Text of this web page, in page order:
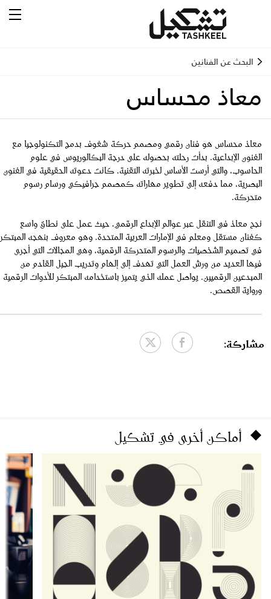
البحث عن الفنانين
معاذ محساس
معاذ محساس هو فنان رقمي ومصمم حركة شغوف بدمج التكنولوجيا مع
الفنون الإبداعية. بدأت رحلته بحصوله على درجة البكالوريوس في علوم
الحاسوب، والتي أرست الأساس لخبرته التقنية. كانت دعوته الحقيقية في الفنون
البصرية، مما دفعه إلى تطوير مهاراته كمصمم جرافيكي ورسام رسوم
متحركة.
نجح معاذ في التنقل عبر عوالم الإبداع الرقمي، حيث عمل على نطاق واسع
كفنان مستقل ومعلم في الإمارات العربية المتحدة. وهو معروف بنهجه المبتكر
في تصميم الشخصيات والرسوم المتحركة الرقمية، وهي المجالات التي أجرى
فيها العديد من ورش العمل التي تهدف إلى إلهام وتدريب الجيل القادم من
المبدعين الرقميين. يواصل عمله الذي يتميز باستخدامه المبتكر للأدوات الرقمية
ورواية القصص.
مشاركة:
أماكن أخرى في تشكيل